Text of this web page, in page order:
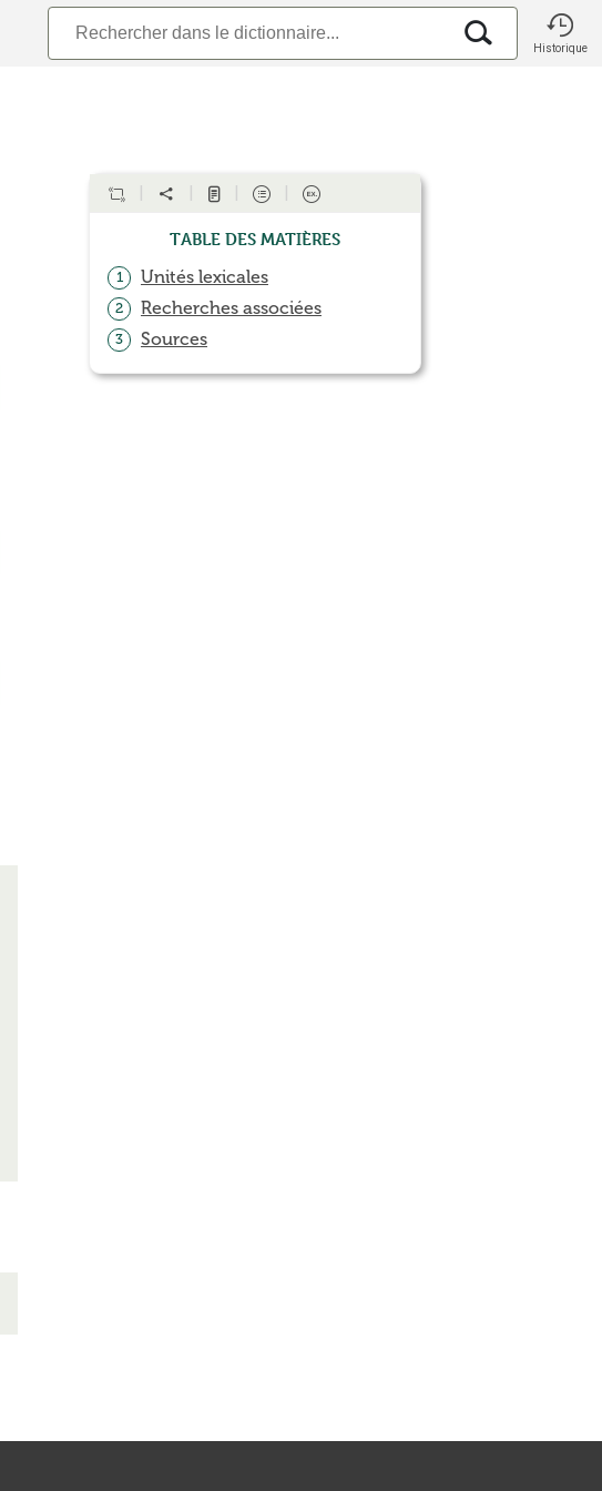
Historique
Table des matières
1 Unités lexicales
2 Recherches associées
3 Sources